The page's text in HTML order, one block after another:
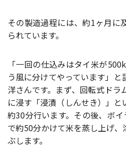
その製造過程には、約1ヶ月に
られています。
「一回の仕込みはタイ米が
う風に分けてやっています」
洋さんです。まず、回転式ド
に浸す「浸漬（しんせき）」
約30分行います。その後、ボ
で約50分かけて米を蒸し上げ
ぶします。